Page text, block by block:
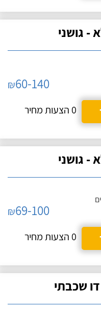
גושני
₪60-140
0 הצעות מחיר
גושני
₪69-100
0 הצעות מחיר
שכבתי